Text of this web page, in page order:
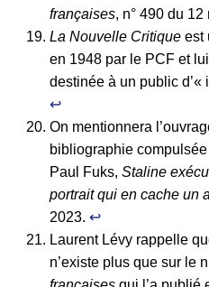
françaises, n° 490 du
La Nouvelle Critique est
en 1948 par le PCF et
destinée à un public
↩︎
On mentionnera
bibliographie
Paul Fuks, Staline
portrait qui en cache un
2023. ↩︎
Laurent Lévy rappelle
n’existe plus que sur le